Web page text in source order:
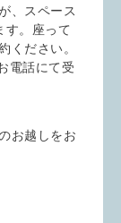
、スペース
す。座って
ください。
電話にて受
お越しをお